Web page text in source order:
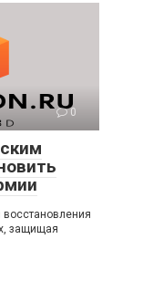
0
восстановления
защищая